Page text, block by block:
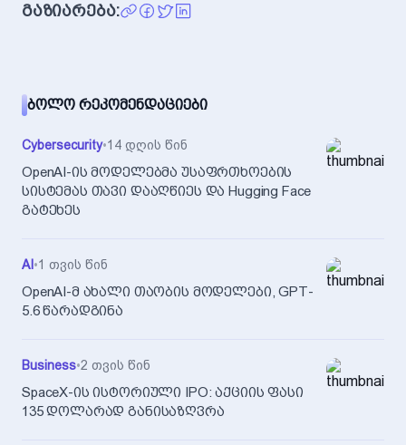
გაზიარება:
ᲑᲝᲚᲝ ᲠᲔᲙᲝᲛᲔᲜᲓᲐᲪᲘᲔᲑᲘ
Cybersecurity•14 დღის წინ
OpenAI-ის მოდელებმა უსაფრთხოების
სისტემას თავი დააღწიეს და Hugging Face
გატეხეს
AI •1 თვის წინ
OpenAI-მ ახალი თაობის მოდელები, GPT-
5.6 წარადგინა
Business•2 თვის წინ
SpaceX-ის ისტორიული IPO: აქციის ფასი
135 დოლარად განისაზღვრა